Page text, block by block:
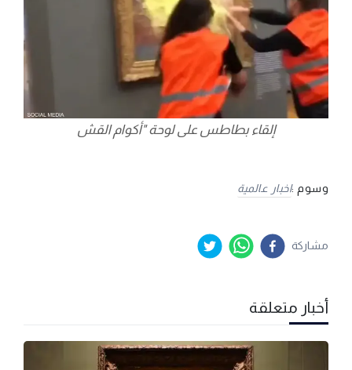
إلقاء بطاطس على لوحة "أكوام القش
وسوم :اخبار عالمية
مشاركة
أخبار متعلقة